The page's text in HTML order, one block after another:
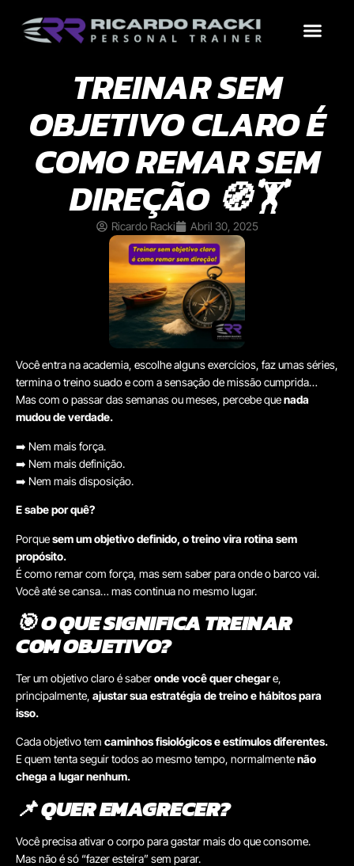
TREINAR SEM
OBJETIVO CLARO É
COMO REMAR SEM
DIREÇÃO 🧭🏋️
Ricardo Racki Abril 30, 2025
Você entra na academia, escolhe alguns exercícios, faz umas séries,
termina o treino suado e com a sensação de missão cumprida…
Mas com o passar das semanas ou meses, percebe quenada
mudou de verdade.
➡️ Nem mais força.
➡️ Nem mais definição.
➡️ Nem mais disposição.
E sabe por quê?
Porquesem um objetivo definido, o treino vira rotina sem
propósito.
É como remar com força, mas sem saber para onde o barco vai.
Você até se cansa… mas continua no mesmo lugar.
🎯O QUE SIGNIFICA TREINAR
COM OBJETIVO?
Ter um objetivo claro é saberonde você quer chegare,
principalmente, ajustar sua estratégia de treino e hábitos para
isso.
Cada objetivo tem caminhos fisiológicos e estímulos diferentes.
E quem tenta seguir todos ao mesmo tempo, normalmentenão
chega a lugar nenhum.
📌QUER EMAGRECER?
Você precisa ativar o corpo para gastar mais do que consome.
Mas não é só “fazer esteira” sem parar.